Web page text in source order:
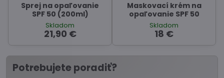
Sprej na opaľovanie
SPF 50 (200ml)
Skladom
21,90 €
Maskovací krém na
opaľovanie SPF 50
Skladom
18 €
Potrebujete poradiť?